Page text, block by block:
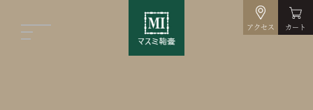
アクセス カート